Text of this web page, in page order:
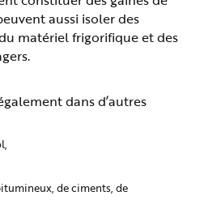
aussi isoler des
matériel frigorifique et des
dans d’autres
de ciments, de